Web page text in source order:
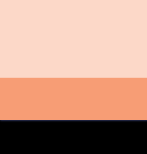
ONCE PARANÁ